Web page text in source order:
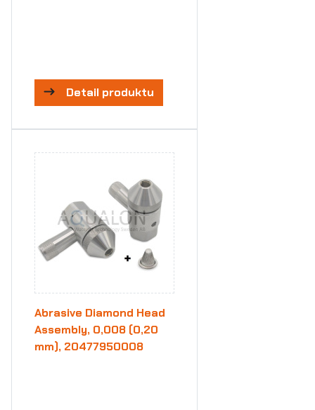
Detail produktu
Abrasive Diamond Head
Assembly, 0,008 (0,20
mm), 20477950008